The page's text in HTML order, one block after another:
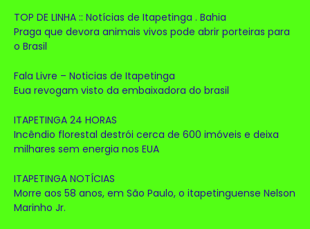
TOP DE LINHA :: Notícias de Itapetinga . Bahia
Praga que devora animais vivos pode abrir porteiras para
o Brasil
Fala Livre – Noticias de Itapetinga
Eua revogam visto da embaixadora do brasil
ITAPETINGA 24 HORAS
Incêndio florestal destrói cerca de 600 imóveis e deixa
milhares sem energia nos EUA
ITAPETINGA NOTÍCIAS
Morre aos 58 anos, em São Paulo, o itapetinguense Nelson
Marinho Jr.